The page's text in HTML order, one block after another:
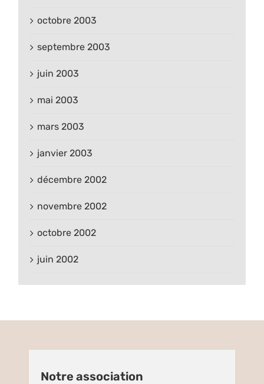
octobre 2003
septembre 2003
juin 2003
mai 2003
mars 2003
janvier 2003
décembre 2002
novembre 2002
octobre 2002
juin 2002
Notre association